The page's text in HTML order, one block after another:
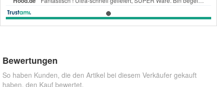
Bewertungen
So haben Kunden, die den Artikel bei diesem Verkäufer gekauft
haben, den Kauf bewertet.